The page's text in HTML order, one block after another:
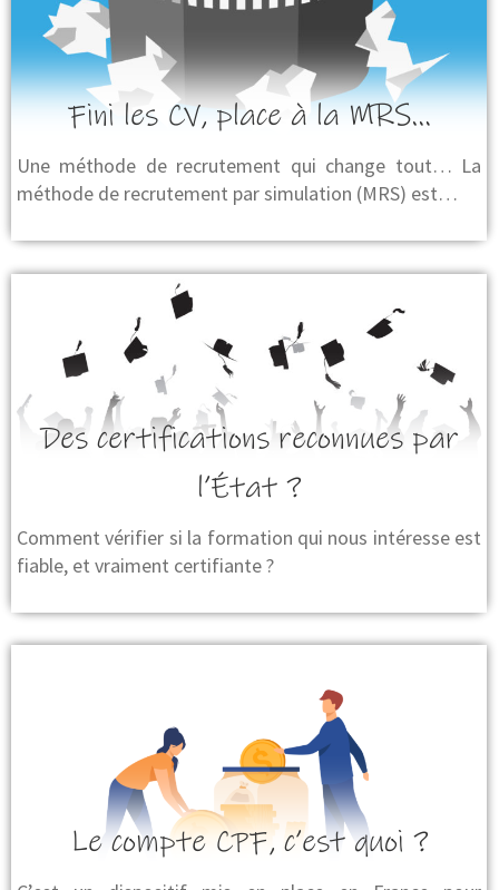
Fini les CV, place à la MRS…
Une méthode de recrutement qui change tout… La
méthode de recrutement par simulation (MRS) est…
Des certifications reconnues par
l’État ?
Comment vérifier si la formation qui nous intéresse est
fiable, et vraiment certifiante ?
Le compte CPF, c’est quoi ?